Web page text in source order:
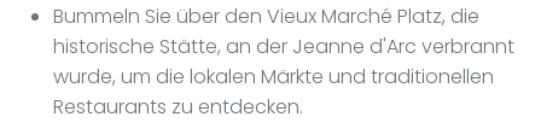
Bummeln Sie über den Vieux Marché Platz, die
historische Stätte, an der Jeanne d'Arc verbrannt
wurde, um die lokalen Märkte und traditionellen
Restaurants zu entdecken.